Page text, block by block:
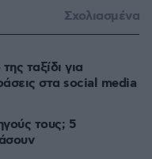
Σχολιασμένα
ταξίδι για
στα social media
τους; 5